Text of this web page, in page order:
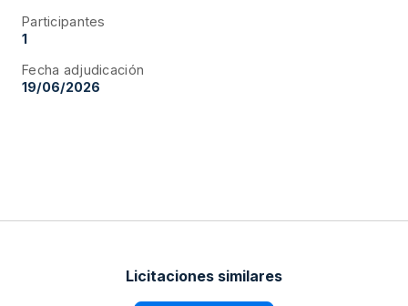
Participantes
1
Fecha adjudicación
19/06/2026
Licitaciones similares